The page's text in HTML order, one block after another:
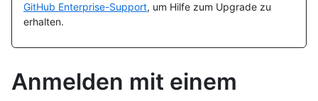
GitHub Enterprise-Support, um Hilfe zum Upgrade zu
erhalten.
Anmelden mit einem